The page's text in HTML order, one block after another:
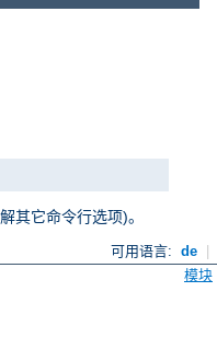
其它命令行选项)。
可用语言: de
模块